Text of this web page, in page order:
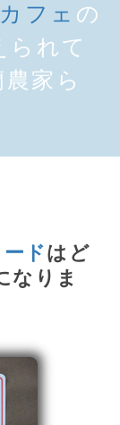
フェ の
られて
家ら
ドはど
なりま